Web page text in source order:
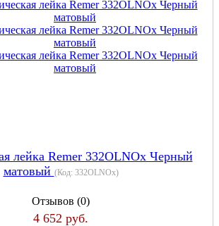
лейка Remer 332OLNOx Черный
матовый (Код: 332OLNOx)
Отзывов (0)
4 652 руб.